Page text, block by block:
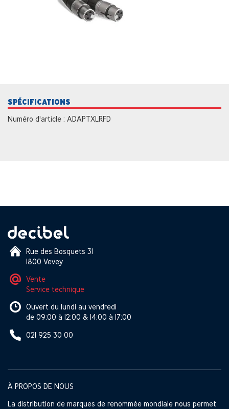
SPÉCIFICATIONS
Numéro d'article : ADAPTXLRFD
Rue des Bosquets 31
1800 Vevey
Vente
Service technique
Ouvert du lundi au vendredi
de 09:00 à 12:00 & 14:00 à 17:00
021 925 30 00
À PROPOS DE NOUS
La distribution de marques de renommée mondiale nous permet